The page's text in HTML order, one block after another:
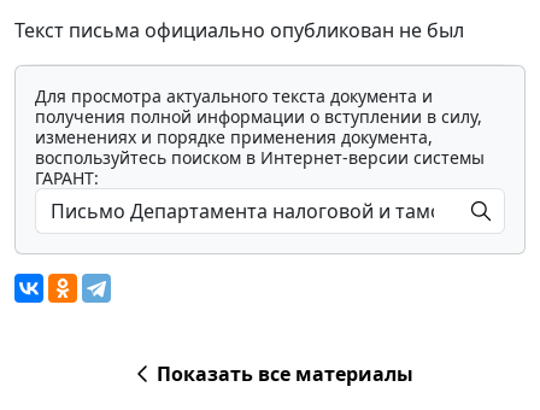
Текст письма официально опубликован не был
Для просмотра актуального текста документа и
получения полной информации о вступлении в силу,
изменениях и порядке применения документа,
воспользуйтесь поиском в Интернет-версии системы
ГАРАНТ:
Показать все материалы